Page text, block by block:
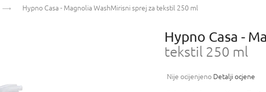
Hypno Casa - Magnolia WashMirisni sprej za tekstil 250 ml
Hypno Casa -
tekstil 250 ml
Prosječna
Nije ocijenjeno Detalji ocjene